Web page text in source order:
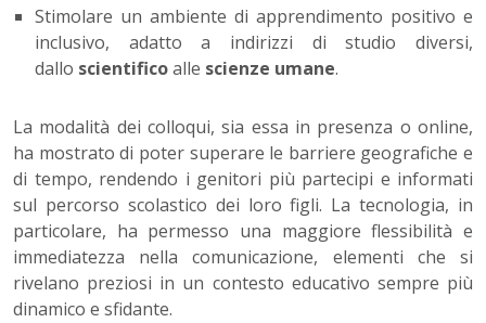
Stimolare un ambiente di apprendimento positivo e
inclusivo, adatto a indirizzi di studio diversi,
dallo scientificoalle scienze umane.
La modalità dei colloqui, sia essa in presenza o online,
ha mostrato di poter superare le barriere geografiche e
di tempo, rendendo i genitori più partecipi e informati
sul percorso scolastico dei loro figli. La tecnologia, in
particolare, ha permesso una maggiore flessibilità e
immediatezza nella comunicazione, elementi che si
rivelano preziosi in un contesto educativo sempre più
dinamico e sfidante.